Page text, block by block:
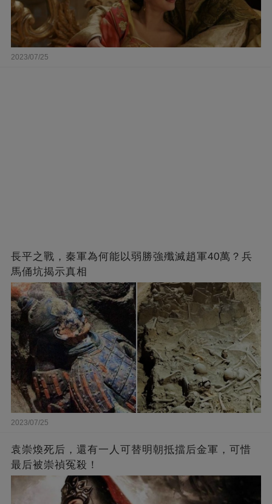
2023/07/25
長平之戰，秦軍為何能以弱勝強殲滅趙軍40萬？兵
馬俑坑揭示真相
2023/07/25
袁崇煥死后，還有一人可替明朝抵擋后金軍，可惜
最后被崇禎冤殺！